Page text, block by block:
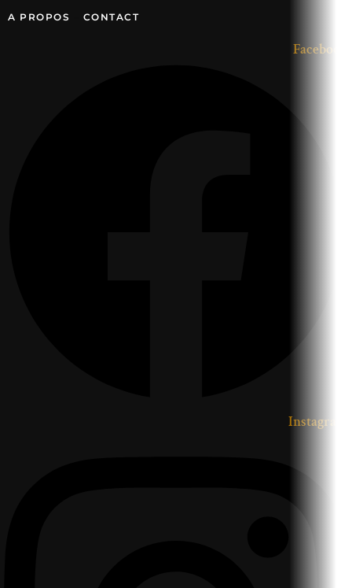
Aller
A PROPOS CONTACT
Facebook
Instagram